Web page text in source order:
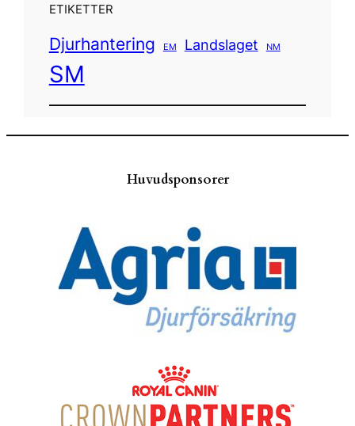
ETIKETTER
Djurhantering EM Landslaget NM
SM
Huvudsponsorer